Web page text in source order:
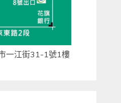
一江街31-1號1樓